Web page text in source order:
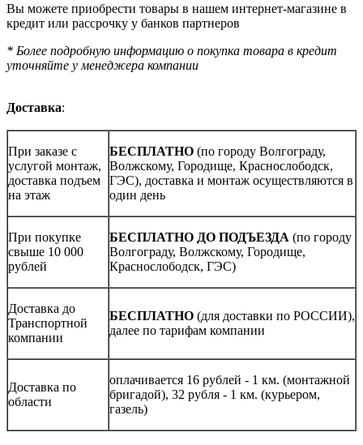
Вы можете приобрести товары в нашем интернет-магазине в
кредит или рассрочку у банков партнеров
* Более подробную информацию о покупка товара в кредит
уточняйте у менеджера компании
Доставка:
При заказе с
услугой монтаж,
доставка подъем
на этаж
БЕСПЛАТНО (по городу Волгограду,
Волжскому, Городище, Краснослободск,
ГЭС), доставка и монтаж осуществляются в
один день
При покупке
свыше 10 000
рублей
БЕСПЛАТНО ДО ПОДЪЕЗДА (по городу
Волгограду, Волжскому, Городище,
Краснослободск, ГЭС)
Доставка до
Транспортной
компании
БЕСПЛАТНО (для доставки по РОССИИ),
далее по тарифам компании
Доставка по
области
оплачивается 16 рублей - 1 км. (монтажной
бригадой), 32 рубля - 1 км. (курьером,
газель)